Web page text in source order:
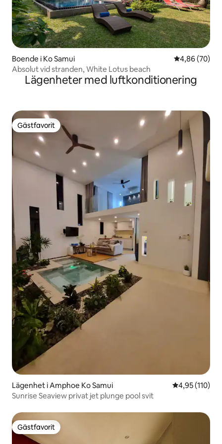
Boende i Ko Samui 4,86 av 5 i
4,86 (70)
Absolut vid stranden, White Lotus beach
Lägenheter med luftkonditionering
Gästfavorit
Gästfavorit
Lägenhet i Amphoe Ko Samui 4,95 av 5 i
4,95 (110)
Sunrise Seaview privat jet plunge pool svit
Gästfavorit
Gästfavorit